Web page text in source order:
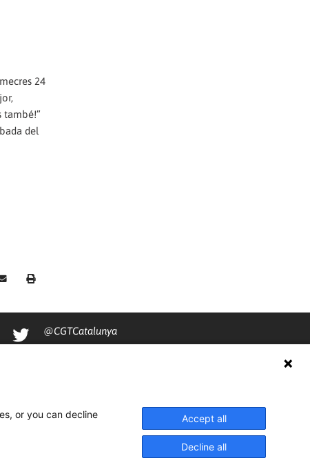
24
també!”
del
@CGTCatalunya
or you can decline
Accept all
Decline all